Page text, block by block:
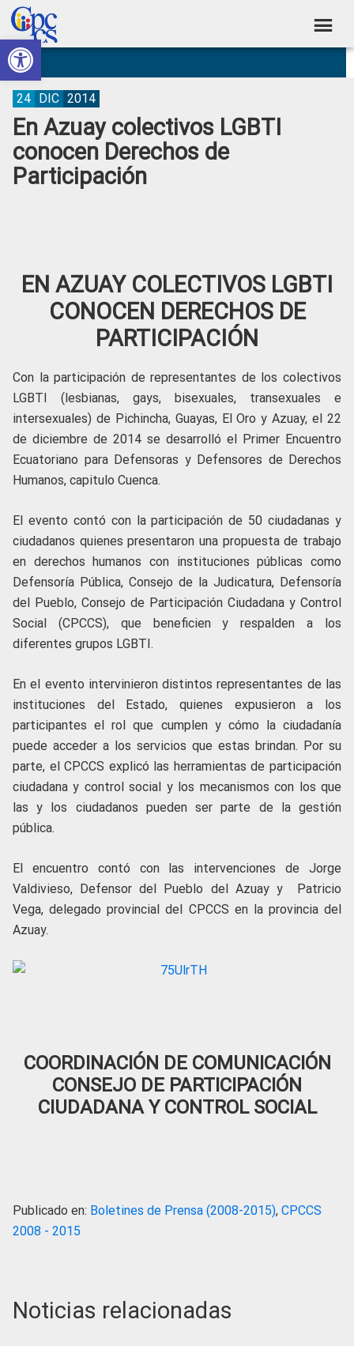
Abrir barra de herramientas
Skip
to
primary
navigation
Skip
to
main
content
Skip
to
primary
sidebar
Skip
to
footer
Consejo
de
Participación
Ciudadana
Control
Construyendo
Poder
Ciudadano
En Azuay colectivos LGBTI
conocen Derechos de
Participación
24 DIC 2014
EN AZUAY COLECTIVOS LGBTI
CONOCEN DERECHOS DE
PARTICIPACIÓN
Con la participación de representantes de los colectivos
LGBTI (lesbianas, gays, bisexuales, transexuales e
intersexuales) de Pichincha, Guayas, El Oro y Azuay, el 22
de diciembre de 2014 se desarrolló el Primer Encuentro
Ecuatoriano para Defensoras y Defensores de Derechos
Humanos, capitulo Cuenca.
El evento contó con la participación de 50 ciudadanas y
ciudadanos quienes presentaron una propuesta de trabajo
en derechos humanos con instituciones públicas como
Defensoría Pública, Consejo de la Judicatura, Defensoría
del Pueblo, Consejo de Participación Ciudadana y Control
Social (CPCCS), que beneficien y respalden a los
diferentes grupos LGBTI.
En el evento intervinieron distintos representantes de las
instituciones del Estado, quienes expusieron a los
participantes el rol que cumplen y cómo la ciudadanía
puede acceder a los servicios que estas brindan. Por su
parte, el CPCCS explicó las herramientas de participación
ciudadana y control social y los mecanismos con los que
las y los ciudadanos pueden ser parte de la gestión
pública.
El encuentro contó con las intervenciones de Jorge
Valdivieso, Defensor del Pueblo del Azuay y Patricio
Vega, delegado provincial del CPCCS en la provincia del
Azuay.
COORDINACIÓN DE COMUNICACIÓN
CONSEJO DE PARTICIPACIÓN
CIUDADANA Y CONTROL SOCIAL
Publicado en: Boletines de Prensa (2008-2015), CPCCS
2008 - 2015
Noticias relacionadas